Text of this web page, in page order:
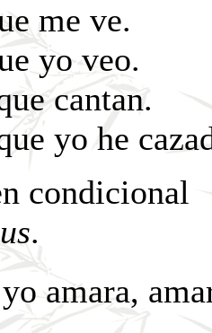
me ve.
yo veo.
cantan.
yo he
condicional
us.
yo amara,